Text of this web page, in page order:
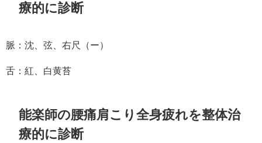
療的に診断
脈：沈、弦、右尺（ー）
舌：紅、白黄苔
能楽師の腰痛肩こり全身疲れを整体治
療的に診断